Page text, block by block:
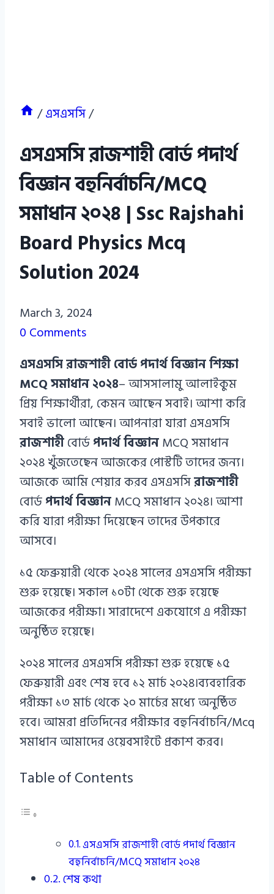
/এসএসসি/
এসএসসি রাজশাহী বোর্ড পদার্থ
বিজ্ঞান বহুনির্বাচনি/MCQ
সমাধান ২০২৪ | Ssc Rajshahi
Board Physics Mcq
Solution 2024
Azizul
Haque
Haque
March 3, 2024
0 Comments
এসএসসি রাজশাহী বোর্ড পদার্থ বিজ্ঞান শিক্ষা
MCQ সমাধান ২০২৪– আসসালামু আলাইকুম
প্রিয় শিক্ষার্থীরা, কেমন আছেন সবাই। আশা করি
সবাই ভালো আছেন। আপনারা যারা এসএসসি
রাজশাহীবোর্ডপদার্থ বিজ্ঞানMCQ সমাধান
২০২৪ খুঁজতেছেন আজকের পোস্টটি তাদের জন্য।
আজকে আমি শেয়ার করব এসএসসিরাজশাহী
বোর্ডপদার্থ বিজ্ঞানMCQ সমাধান ২০২৪। আশা
করি যারা পরীক্ষা দিয়েছেন তাদের উপকারে
আসবে।
১৫ ফেব্রুয়ারী থেকে ২০২৪ সালের এসএসসি পরীক্ষা
শুরু হয়েছে। সকাল ১০টা থেকে শুরু হয়েছে
আজকের পরীক্ষা। সারাদেশে একযোগে এ পরীক্ষা
অনুষ্ঠিত হয়েছে।
২০২৪ সালের এসএসসি পরীক্ষা শুরু হয়েছে ১৫
ফেব্রুয়ারী এবং শেষ হবে ১২ মার্চ ২০২৪।ব্যবহারিক
পরীক্ষা ১৩ মার্চ থেকে ২০ মার্চের মধ্যে অনুষ্ঠিত
হবে। আমরা প্রতিদিনের পরীক্ষার বহুনির্বাচনি/Mcq
সমাধান আমাদের ওয়েবসাইটে প্রকাশ করব।
Table of Contents
এসএসসি রাজশাহী বোর্ড পদার্থ বিজ্ঞান
বহুনির্বাচনি/MCQ সমাধান ২০২৪
শেষ কথা